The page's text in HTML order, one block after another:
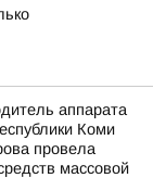
аппарата
Коми
провела
массовой